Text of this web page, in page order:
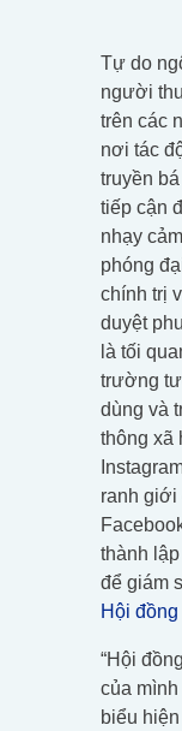
Tự do
người
trên các
nơi tác
truyền
tiếp cận
nhạy
phóng
chính trị
duyệt
là tối
trường
dùng và
thông xã
ranh giới
thành
để giám
Hội
“Hội
của
biểu